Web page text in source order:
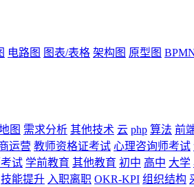
电路图 图表/表格 架构图 原型图
图 需求分析 其他技术 云 php 算法 前
运营 教师资格证考试 心理咨询师考试
试 学前教育 其他教育 初中 高中 大学
技能提升 入职离职 OKR-KPI 组织结构